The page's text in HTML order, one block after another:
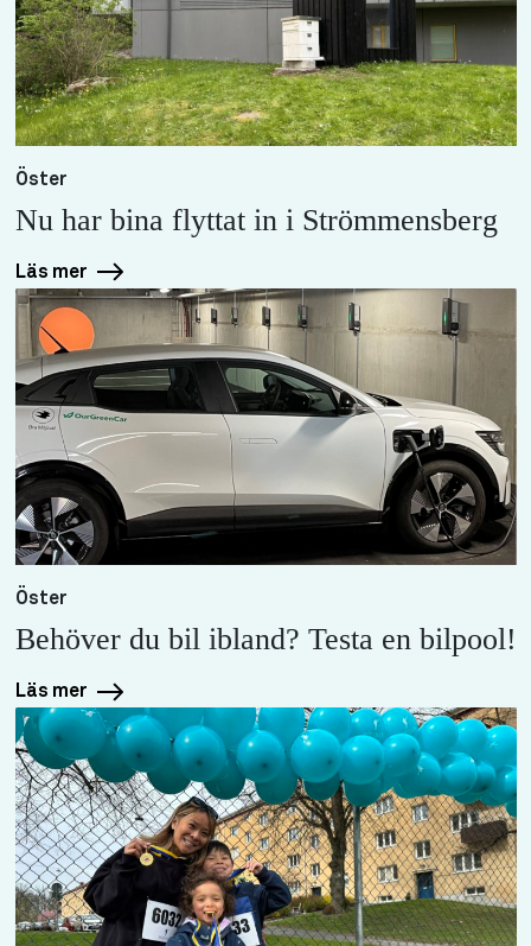
Öster
Nu har bina flyttat in i Strömmensberg
Läs mer
Öster
Behöver du bil ibland? Testa en bilpool!
Läs mer